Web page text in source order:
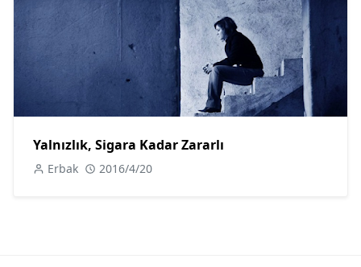
Yalnızlık, Sigara Kadar Zararlı
Erbak 2016/4/20